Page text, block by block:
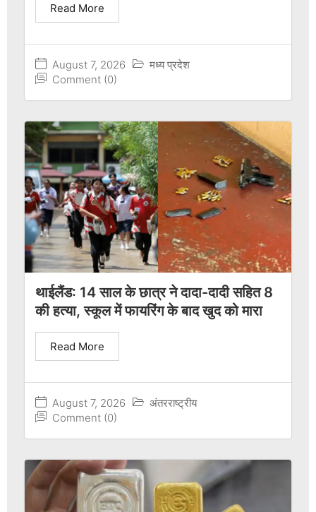
August 7, 2026
मध्य प्रदेश
Comment (0)
Read More
थाईलैंड: 14 साल के छात्र ने दादा-दादी सहित 8
की हत्या, स्कूल में फायरिंग के बाद खुद को मारा
August 7, 2026
अंतरराष्ट्रीय
Comment (0)
Read More